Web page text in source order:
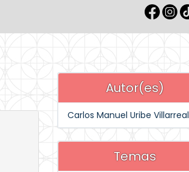
Autor(es)
Carlos Manuel Uribe Villarreal
Temas